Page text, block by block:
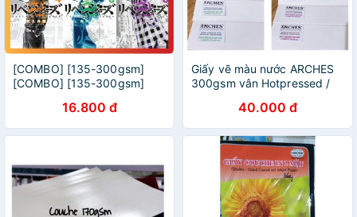
[COMBO] [135-300gsm]
[COMBO] [135-300gsm]
Revengers - Glossy Giấy Ảnh
Bóng A4,A5
16.800 đ
Giấy vẽ màu nước ARCHES
300gsm vân Hotpressed /
40.000 đ